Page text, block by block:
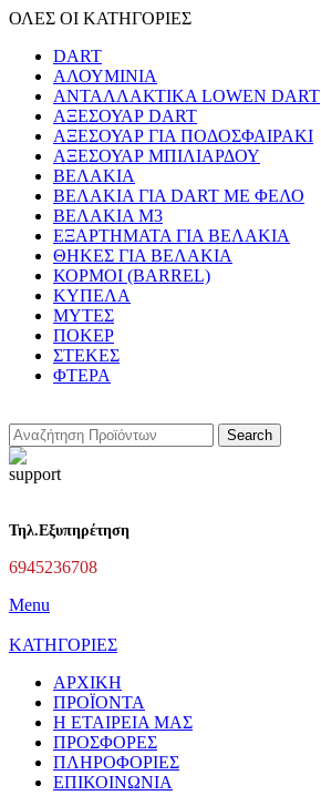
ΟΛΕΣ ΟΙ ΚΑΤΗΓΟΡΙΕΣ
DART
ΑΛΟΥΜΙΝΙΑ
ΑΝΤΑΛΛΑΚΤΙΚΑ LOWEN DART
ΑΞΕΣΟΥΑΡ DART
ΑΞΕΣΟΥΑΡ ΓΙΑ ΠΟΔΟΣΦΑΙΡΑΚΙ
ΑΞΕΣΟΥΑΡ ΜΠΙΛΙΑΡΔΟΥ
ΒΕΛΑΚΙΑ
ΒΕΛΑΚΙΑ ΓΙΑ DART ΜΕ ΦΕΛΟ
ΒΕΛΑΚΙΑ Μ3
ΕΞΑΡΤΗΜΑΤΑ ΓΙΑ ΒΕΛΑΚΙΑ
ΘΗΚΕΣ ΓΙΑ ΒΕΛΑΚΙΑ
ΚΟΡΜΟΙ (BARREL)
ΚΥΠΕΛΑ
ΜΥΤΕΣ
ΠΟΚΕΡ
ΣΤΕΚΕΣ
ΦΤΕΡΑ
Search
Τηλ.Εξυπηρέτηση
6945236708
Menu
ΚΑΤΗΓΟΡΙΕΣ
ΑΡΧΙΚΗ
ΠΡΟΪΟΝΤΑ
Η ΕΤΑΙΡΕΙΑ ΜΑΣ
ΠΡΟΣΦΟΡΕΣ
ΠΛΗΡΟΦΟΡΙΕΣ
ΕΠΙΚΟΙΝΩΝΙΑ